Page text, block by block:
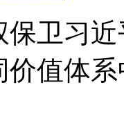
保卫习
价值体